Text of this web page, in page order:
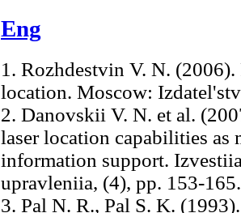
Eng
1. Rozhdestvin V. N.
location. Moscow:
2. Danovskii V. N. et al.
laser location capabilities
information support.
upravleniia, (4), pp. 153-
3. Pal N. R., Pal S. K.